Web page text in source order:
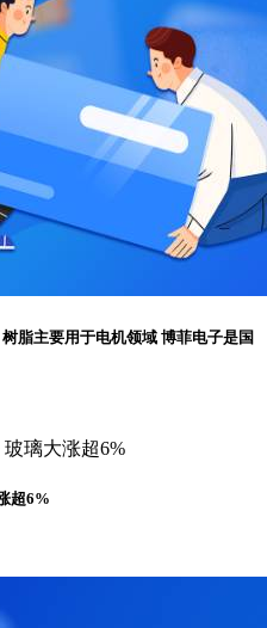
脂主要用于电机领域 博菲电子是国
超6%